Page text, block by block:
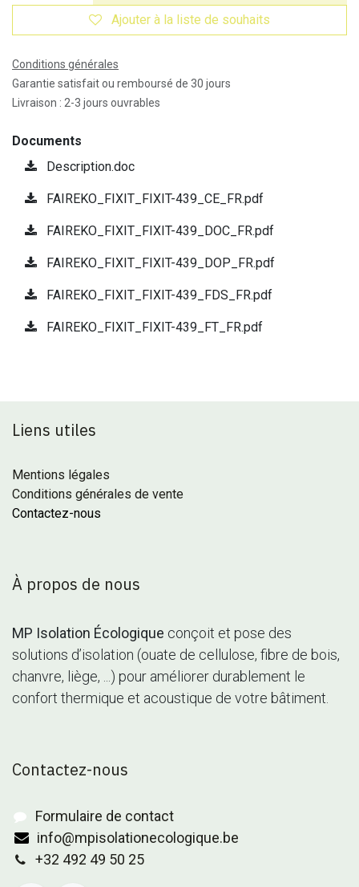
Ajouter à la liste de souhaits
Conditions générales
Garantie satisfait ou remboursé de 30 jours
Livraison : 2-3 jours ouvrables
Documents
Description.doc
FAIREKO_FIXIT_FIXIT-439_CE_FR.pdf
FAIREKO_FIXIT_FIXIT-439_DOC_FR.pdf
FAIREKO_FIXIT_FIXIT-439_DOP_FR.pdf
FAIREKO_FIXIT_FIXIT-439_FDS_FR.pdf
FAIREKO_FIXIT_FIXIT-439_FT_FR.pdf
Liens utiles
Mentions légales
Conditions générales de vente
Contactez-nous
À propos de nous
MP Isolation Écologique conçoit et pose des
solutions d’isolation (ouate de cellulose, fibre de bois,
chanvre, liège, ...) pour améliorer durablement le
confort thermique et acoustique de votre bâtiment.
Contactez-nous
Formulaire de contact
info@mpisolationecologique.be
+32 492 49 50 25